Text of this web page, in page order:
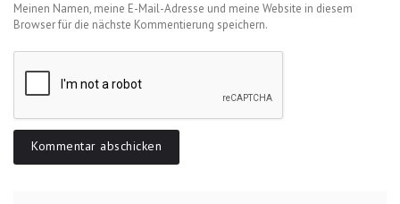
Meinen Namen, meine E-Mail-Adresse und meine Website in diesem
Browser für die nächste Kommentierung speichern.